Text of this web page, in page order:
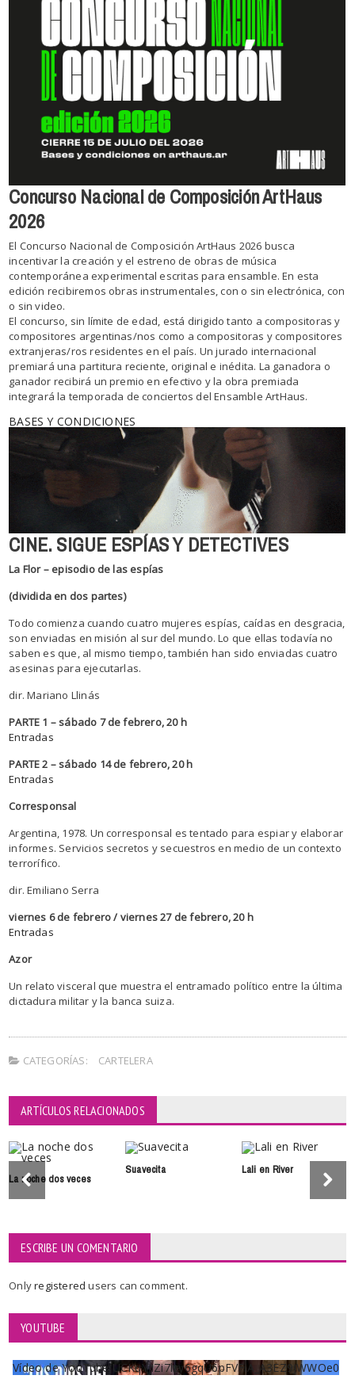
Concurso Nacional de Composición ArtHaus
2026
El Concurso Nacional de Composición ArtHaus 2026 busca
incentivar la creación y el estreno de obras de música
contemporánea experimental escritas para ensamble. En esta
edición recibiremos obras instrumentales, con o sin electrónica, con
o sin video.
El concurso, sin límite de edad, está dirigido tanto a compositoras y
compositores argentinas/nos como a compositoras y compositores
extranjeras/ros residentes en el país. Un jurado internacional
premiará una partitura reciente, original e inédita. La ganadora o
ganador recibirá un premio en efectivo y la obra premiada
integrará la temporada de conciertos del Ensamble ArtHaus.
BASES Y CONDICIONES
CINE. SIGUE ESPÍAS Y DETECTIVES
La Flor – episodio de las espías
(dividida en dos partes)
Todo comienza cuando cuatro mujeres espías, caídas en desgracia,
son enviadas en misión al sur del mundo. Lo que ellas todavía no
saben es que, al mismo tiempo, también han sido enviadas cuatro
asesinas para ejecutarlas.
dir. Mariano Llinás
PARTE 1 – sábado 7 de febrero, 20 h
Entradas
PARTE 2 – sábado 14 de febrero, 20 h
Entradas
Corresponsal
Argentina, 1978. Un corresponsal es tentado para espiar y elaborar
informes. Servicios secretos y secuestros en medio de un contexto
terrorífico.
dir. Emiliano Serra
viernes 6 de febrero / viernes 27 de febrero, 20 h
Entradas
Azor
Un relato visceral que muestra el entramado político entre la última
dictadura militar y la banca suiza.
CATEGORÍAS: CARTELERA
ARTÍCULOS RELACIONADOS
La noche dos veces
Suavecita Lali en River
ESCRIBE UN COMENTARIO
Onlyregisteredusers can comment.
YOUTUBE
Vídeo de YouTube UCKqYjiZi7lzy6gqU6pFVFiA_A3EZ9JWWOe0